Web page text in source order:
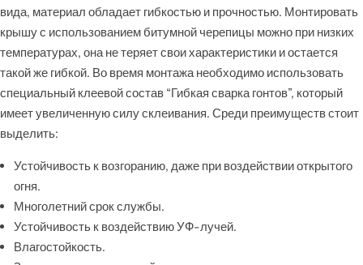
вида, материал обладает гибкостью и прочностью. Монтировать
крышу с использованием битумной черепицы можно при низких
температурах, она не теряет свои характеристики и остается
такой же гибкой. Во время монтажа необходимо использовать
специальный клеевой состав “Гибкая сварка гонтов”, который
имеет увеличенную силу склеивания. Среди преимуществ стоит
выделить:
Устойчивость к возгоранию, даже при воздействии открытого
огня.
Многолетний срок службы.
Устойчивость к воздействию УФ-лучей.
Влагостойкость.